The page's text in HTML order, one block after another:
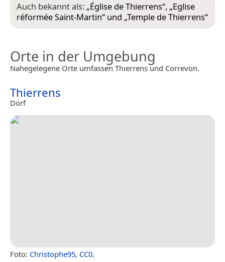
Auch bekannt als: „Église de Thierrens“, „Eglise
réformée Saint-Martin“ und „Temple de Thierrens“
Orte in der Umgebung
Nahegelegene Orte umfassen Thierrens und Correvon.
Thierrens
Dorf
Foto: Christophe95, CC0.